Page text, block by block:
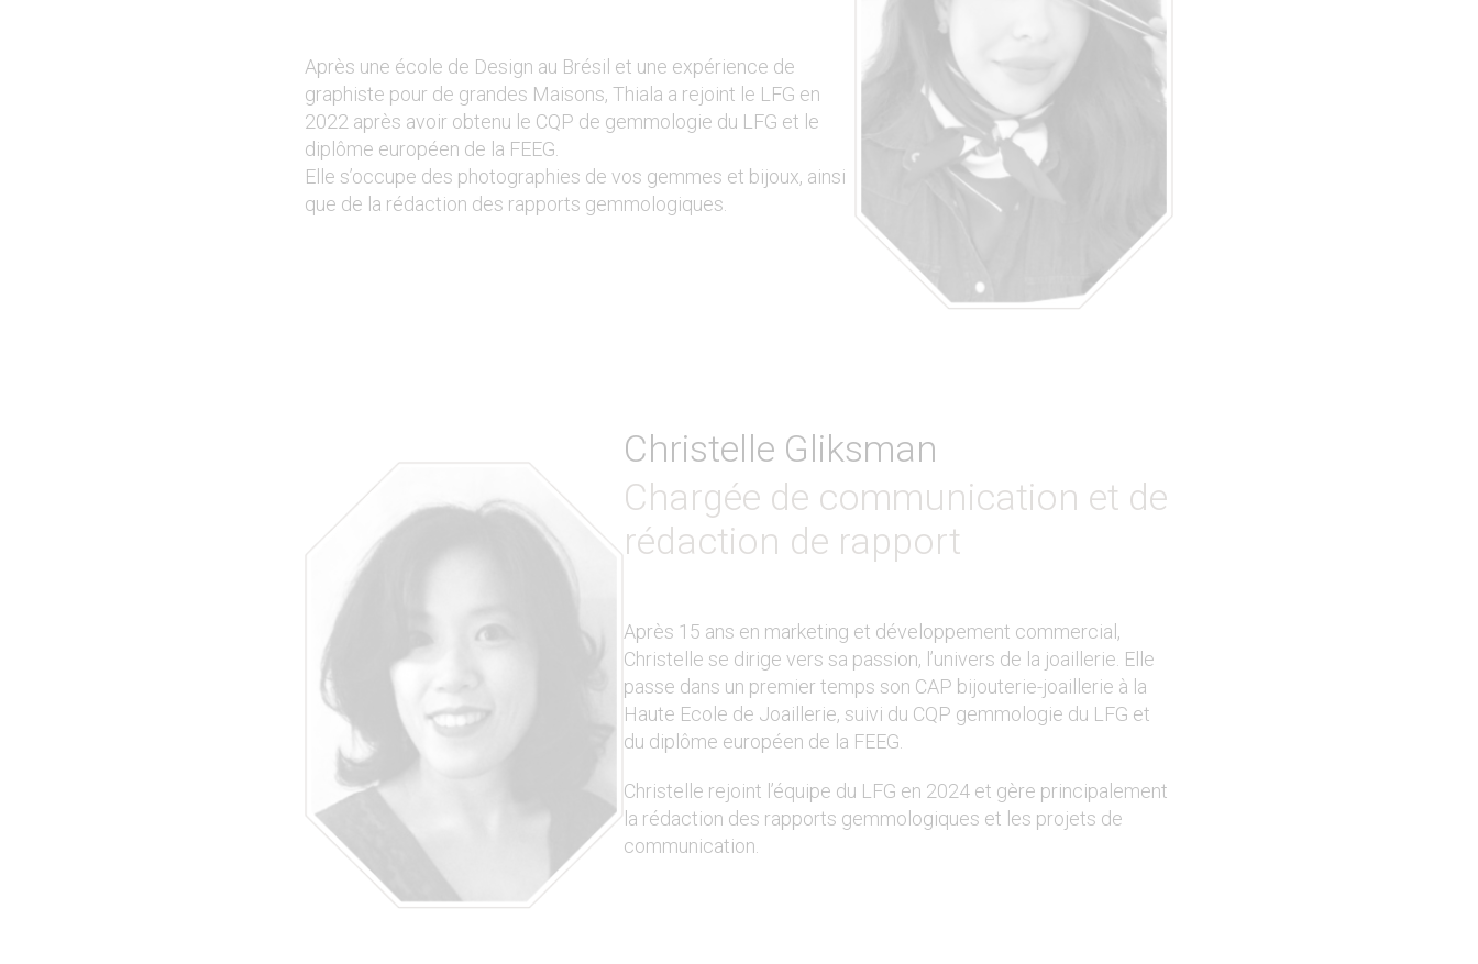
Après une école de Design au Brésil et une expérience de
graphiste pour de grandes Maisons, Thiala a rejoint le LFG en
2022 après avoir obtenu le CQP de gemmologie du LFG et le
diplôme européen de la FEEG.
Elle s’occupe des photographies de vos gemmes et bijoux, ainsi
que de la rédaction des rapports gemmologiques.
Christelle Gliksman
Chargée de communication et de
rédaction de rapport
Après 15 ans en marketing et développement commercial,
Christelle se dirige vers sa passion, l’univers de la joaillerie. Elle
passe dans un premier temps son CAP bijouterie-joaillerie à la
Haute Ecole de Joaillerie, suivi du CQP gemmologie du LFG et
du diplôme européen de la FEEG.
Christelle rejoint l’équipe du LFG en 2024 et gère principalement
la rédaction des rapports gemmologiques et les projets de
communication.